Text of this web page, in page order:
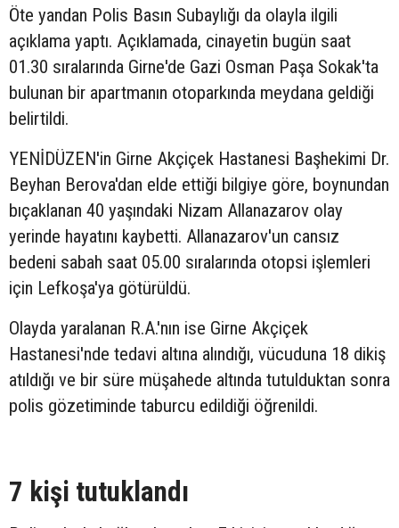
Öte yandan Polis Basın Subaylığı da olayla ilgili
açıklama yaptı. Açıklamada, cinayetin bugün saat
01.30 sıralarında Girne'de Gazi Osman Paşa Sokak'ta
bulunan bir apartmanın otoparkında meydana geldiği
belirtildi.
YENİDÜZEN'in Girne Akçiçek Hastanesi Başhekimi Dr.
Beyhan Berova'dan elde ettiği bilgiye göre, boynundan
bıçaklanan 40 yaşındaki Nizam Allanazarov olay
yerinde hayatını kaybetti. Allanazarov'un cansız
bedeni sabah saat 05.00 sıralarında otopsi işlemleri
için Lefkoşa'ya götürüldü.
Olayda yaralanan R.A.'nın ise Girne Akçiçek
Hastanesi'nde tedavi altına alındığı, vücuduna 18 dikiş
atıldığı ve bir süre müşahede altında tutulduktan sonra
polis gözetiminde taburcu edildiği öğrenildi.
7 kişi tutuklandı